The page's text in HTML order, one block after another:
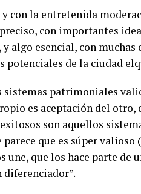
y con la entretenida
con importantes
y algo esencial, con
potenciales de la ciudad
sistemas patrimoniales
es aceptación del otro,
son aquellos
que es súper
une, que los hace parte de
diferenciador”.